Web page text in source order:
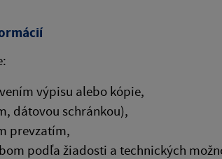
výpisu alebo kópie,
dátovou schránkou),
prevzatím,
podľa žiadosti a technických